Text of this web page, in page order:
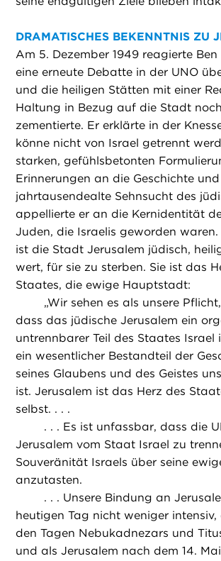
DRAMATISCHES BEKENNTNIS ZU
Am 5. Dezember 1949 reagierte
eine erneute Debatte in der UNO
und die heiligen Stätten mit einer
Haltung in Bezug auf die Stadt
zementierte. Er erklärte in der
könne nicht von Israel getrennt
starken, gefühlsbetonten
Erinnerungen an die Geschichte
jahrtausendealte Sehnsucht des
appellierte er an die Kernidentität
Juden, die Israelis geworden waren.
ist die Stadt Jerusalem jüdisch,
wert, für sie zu sterben. Sie ist das
Staates, die ewige Hauptstadt:
„Wir sehen es als unsere
dass das jüdische Jerusalem ein
untrennbarer Teil des Staates Israel
ein wesentlicher Bestandteil der
seines Glaubens und des Geistes
ist. Jerusalem ist das Herz des
selbst. . . .
. . . Es ist unfassbar, dass die
Jerusalem vom Staat Israel zu
Souveränität Israels über seine
anzutasten.
. . . Unsere Bindung an
heutigen Tag nicht weniger intensiv,
den Tagen Nebukadnezars und
und als Jerusalem nach dem 14.